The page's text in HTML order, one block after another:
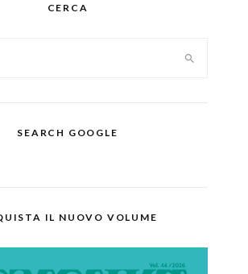
CERCA
SEARCH GOOGLE
IL NUOVO VOLUME